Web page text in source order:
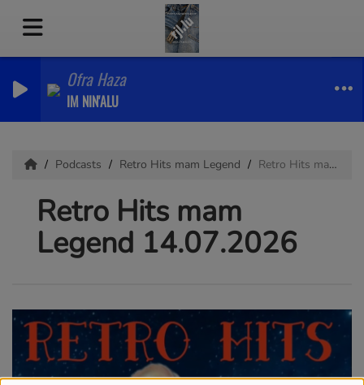
Ofra Haza
IM NIN'ALU
Podcasts Retro Hits mam Legend Retro Hits mam Legend 14.07.2026
Retro Hits mam
Legend 14.07.2026